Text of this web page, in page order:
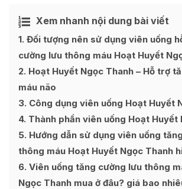
Xem nhanh nội dung bài viết
Ẩn
1 Đối tượng nên sử dụng viên uống
cường lưu thông máu Hoạt Huyết
2 Hoạt Huyết Ngọc Thanh – Hỗ trợ
máu não
3 Công dụng viên uống Hoạt Huyết
4 Thành phần viên uống Hoạt Huyết
5 Hướng dẫn sử dụng viên uống
thông máu Hoạt Huyết Ngọc Thanh
6 Viên uống tăng cường lưu thông
Ngọc Thanh mua ở đâu? giá bao